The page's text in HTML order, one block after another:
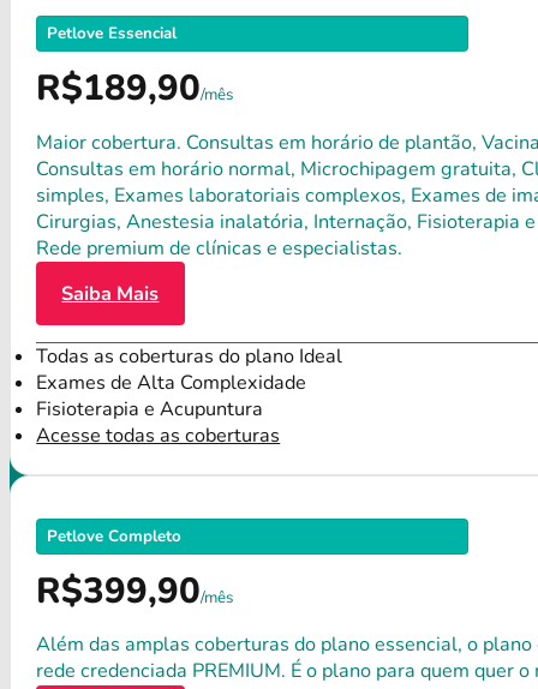
Petlove Essencial
R$189,90/mês
Maior cobertura. Consultas em horário de plantão,
Consultas em horário normal, Microchipagem gratuita,
simples, Exames laboratoriais complexos, Exames de
Cirurgias, Anestesia inalatória, Internação, Fisioterapia
Rede premium de clínicas e especialistas.
Saiba Mais
Todas as coberturas do plano Ideal
Exames de Alta Complexidade
Fisioterapia e Acupuntura
Acesse todas as coberturas
Petlove Completo
R$399,90/mês
Além das amplas coberturas do plano essencial, o
rede credenciada PREMIUM. É o plano para quem quer